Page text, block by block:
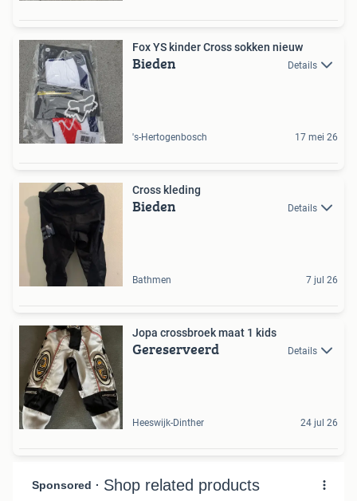
Fox YS kinder Cross sokken nieuw
Bieden Details
's-Hertogenbosch 17 mei 26
Cross kleding
Bieden Details
Bathmen 7 jul 26
Jopa crossbroek maat 1 kids
Gereserveerd Details
Heeswijk-Dinther 24 jul 26